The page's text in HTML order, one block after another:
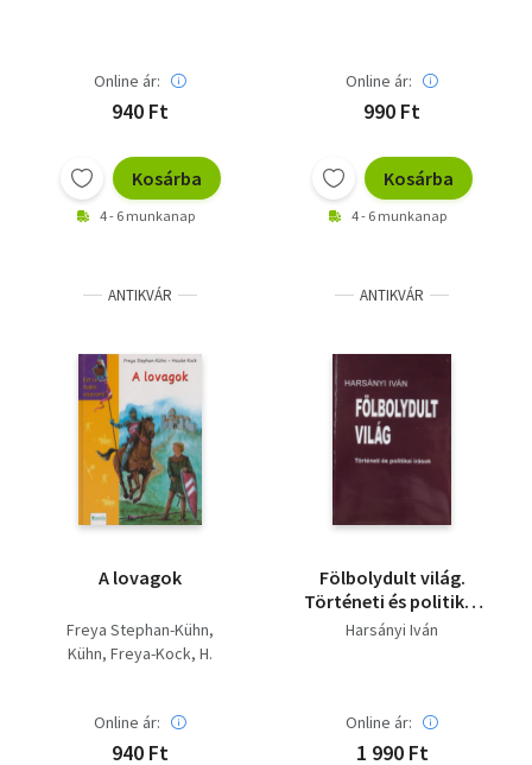
Online ár:
940 Ft
Kosárba
4 - 6 munkanap
Online ár:
990 Ft
Kosárba
4 - 6 munkanap
ANTIKVÁR
A lovagok
Freya Stephan-Kühn
Kühn, Freya-Kock, H.
Online ár:
940 Ft
ANTIKVÁR
Fölbolydult világ.
Történeti és politikai
írások - dedikált -
Harsányi Iván
Online ár:
1 990 Ft